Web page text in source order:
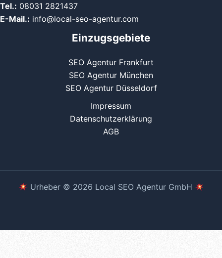
Tel.: 08031 2821437
E-Mail.: info@local-seo-agentur.com
Einzugsgebiete
SEO Agentur Frankfurt
SEO Agentur München
SEO Agentur Düsseldorf
Impressum
Datenschutzerklärung
AGB
Urheber © 2026 Local SEO Agentur GmbH